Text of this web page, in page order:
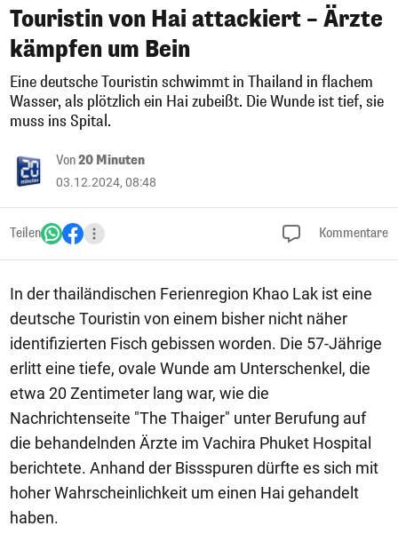
Touristin von Hai attackiert – Ärzte
kämpfen um Bein
Eine deutsche Touristin schwimmt in Thailand in flachem
Wasser, als plötzlich ein Hai zubeißt. Die Wunde ist tief, sie
muss ins Spital.
Von20 Minuten
03.12.2024, 08:48
Teilen Kommentare
In der thailändischen Ferienregion Khao Lak ist eine
deutsche Touristin von einem bisher nicht näher
identifizierten Fisch gebissen worden. Die 57-Jährige
erlitt eine tiefe, ovale Wunde am Unterschenkel, die
etwa 20 Zentimeter lang war, wie die
Nachrichtenseite "The Thaiger" unter Berufung auf
die behandelnden Ärzte im Vachira Phuket Hospital
berichtete. Anhand der Bissspuren dürfte es sich mit
hoher Wahrscheinlichkeit um einen Hai gehandelt
haben.